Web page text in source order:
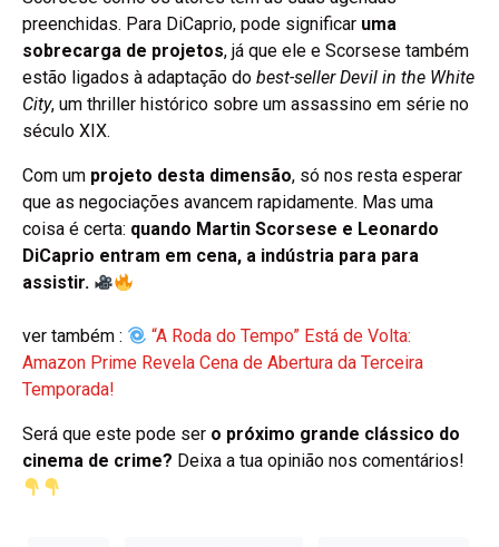
preenchidas. Para DiCaprio, pode significar uma
sobrecarga de projetos, já que ele e Scorsese também
estão ligados à adaptação do best-seller Devil in the White
City, um thriller histórico sobre um assassino em série no
século XIX.
Com um projeto desta dimensão, só nos resta esperar
que as negociações avancem rapidamente. Mas uma
coisa é certa: quando Martin Scorsese e Leonardo
DiCaprio entram em cena, a indústria para para
assistir.
ver também :
“A Roda do Tempo” Está de Volta:
Amazon Prime Revela Cena de Abertura da Terceira
Temporada!
Será que este pode ser o próximo grande clássico do
cinema de crime? Deixa a tua opinião nos comentários!